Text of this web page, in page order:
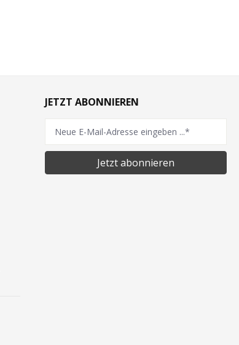
JETZT ABONNIEREN
Jetzt abonnieren